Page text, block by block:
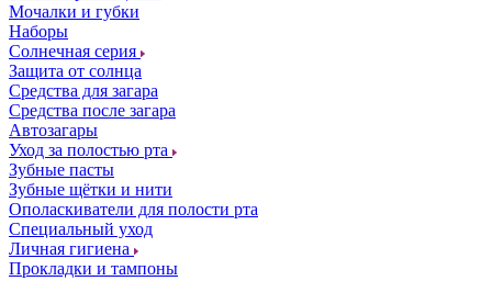
Мочалки и губки
Наборы
Солнечная серия
Защита от солнца
Средства для загара
Средства после загара
Автозагары
Уход за полостью рта
Зубные пасты
Зубные щётки и нити
Ополаскиватели для полости рта
Специальный уход
Личная гигиена
Прокладки и тампоны